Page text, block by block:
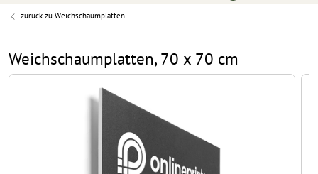
zurück zu Weichschaumplatten
Weichschaumplatten, 70 x 70 cm